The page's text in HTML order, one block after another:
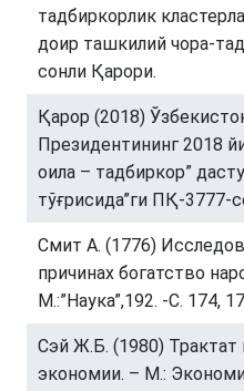
тадбиркорлик
доир ташкилий чора-
сонли Қарори.
Қарор (2018)
Президентининг 2018
оила – тадбиркор”
тўғрисида”ги ПҚ-3777-
Смит А. (1776)
причинах богатство
М.:”Наука”,192. -С. 174,
Сэй Ж.Б. (1980) Трактат
экономии. – М.: